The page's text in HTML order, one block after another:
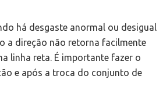
há desgaste anormal ou desigual
a direção não retorna facilmente
linha reta. É importante fazer o
e após a troca do conjunto de